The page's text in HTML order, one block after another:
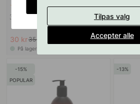
114
3M Overfladerengøringsserviet
30 kr35 kr
På lager
Base
Sort
151 kr
15
POPULAR
13
Tilpas valg
Accepter alle